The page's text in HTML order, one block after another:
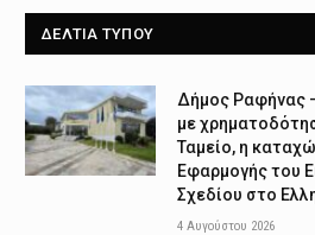
ΔΕΛΤΙΑ ΤΥΠΟΥ
Δήμος Ραφήνας
με
Ταμείο, η
Εφαρμογής του
Σχεδίου στο
4 Αυγούστου 2026